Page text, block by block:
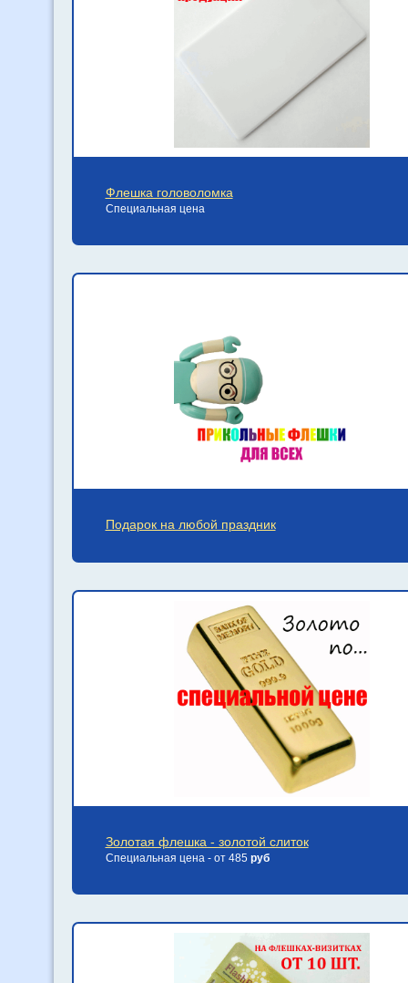
Флешка головоломка
Специальная цена
Подарок на любой праздник
Золотая флешка - золотой слиток
Специальная цена - от 485 руб